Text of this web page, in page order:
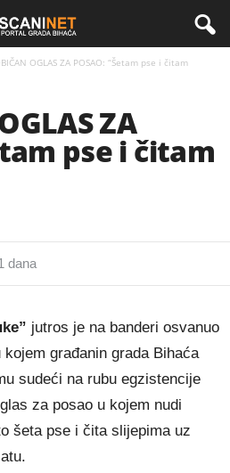
OGLAS ZA POSAO: “Šetam pse i čitam
ZA
pse i čitam
dana
jutros je na banderi osvanuo
građanin grada Bihaća
sudeći na rubu egzistencije
za posao u kojem nudi
šeta pse i čita slijepima uz